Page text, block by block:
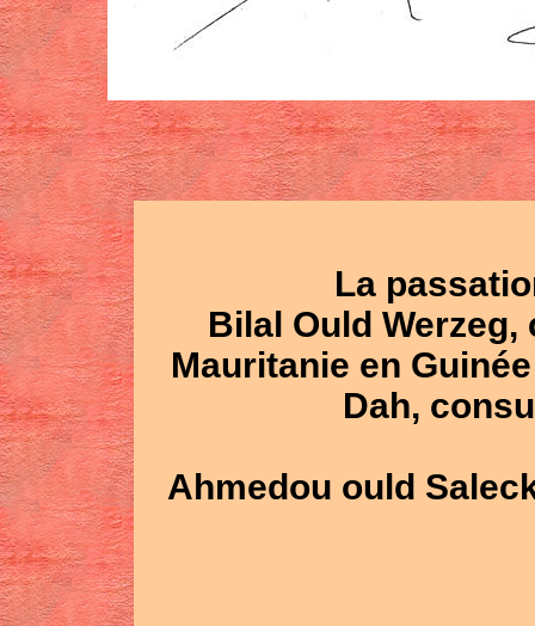
La
Bilal Ould
Mauritanie en
Dah,
Ahmedou ould